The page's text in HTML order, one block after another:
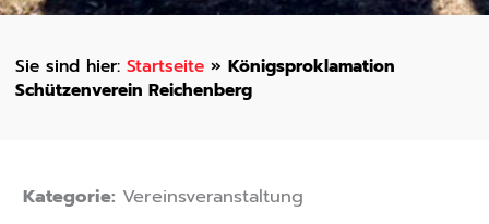
Startseite» Königsproklamation
Schützenverein Reichenberg
Kategorie: Vereinsveranstaltung